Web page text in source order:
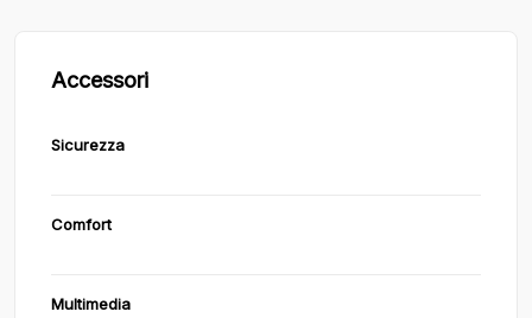
Accessori
Sicurezza
Comfort
Multimedia